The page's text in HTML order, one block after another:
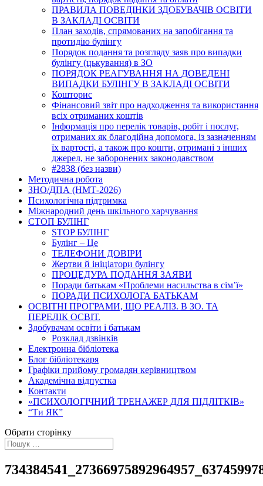
ПРАВИЛА ПОВЕДІНКИ ЗДОБУВАЧІВ ОСВІТИ
В ЗАКЛАДІ ОСВІТИ
План заходів, спрямованих на запобігання та
протидію булінгу
Порядок подання та розгляду заяв про випадки
булінгу (цькування) в ЗО
ПОРЯДОК РЕАГУВАННЯ НА ДОВЕДЕНІ
ВИПАДКИ БУЛІНГУ В ЗАКЛАДІ ОСВІТИ
Кошторис
Фінансовий звіт про надходження та використання
всіх отриманих коштів
Інформація про перелік товарів, робіт і послуг,
отриманих як благодійна допомога, із зазначенням
їх вартості, а також про кошти, отримані з інших
джерел, не заборонених законодавством
#2838 (без назви)
Методична робота
ЗНО/ДПА (НМТ-2026)
Психологічна підтримка
Міжнародний день шкільного харчування
СТОП БУЛІНГ
STOP БУЛІНГ
Булінг – Це
ТЕЛЕФОНИ ДОВІРИ
Жертви й ініціатори булінгу
ПРОЦЕДУРА ПОДАННЯ ЗАЯВИ
Поради батькам «Проблеми насильства в сім’ї»
ПОРАДИ ПСИХОЛОГА БАТЬКАМ
ОСВІТНІ ПРОГРАМИ, ЩО РЕАЛІЗ. В ЗО. ТА
ПЕРЕЛІК ОСВІТ.
Здобувачам освіти і батькам
Розклад дзвінків
Електронна бібліотека
Блог бібліотекаря
Графіки прийому громадян керівництвом
Академічна відпустка
Контакти
«ПСИХОЛОГІЧНИЙ ТРЕНАЖЕР ДЛЯ ПІДЛІТКІВ»
“Ти ЯК”
Обрати сторінку